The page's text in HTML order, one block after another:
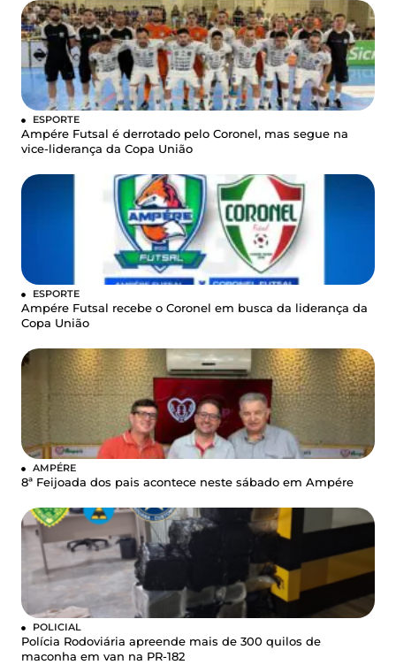
ESPORTE
Ampére Futsal é derrotado pelo Coronel, mas segue na
vice-liderança da Copa União
ESPORTE
Ampére Futsal recebe o Coronel em busca da liderança da
Copa União
AMPÉRE
8ª Feijoada dos pais acontece neste sábado em Ampére
POLICIAL
Polícia Rodoviária apreende mais de 300 quilos de
maconha em van na PR-182